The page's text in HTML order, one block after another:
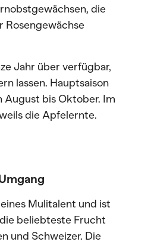
die
Rosengewächse
Jahr über verfügbar,
lassen. Hauptsaison
August bis Oktober. Im
die Apfelernte.
Mulitalent und ist
beliebteste Frucht
und Schweizer. Die